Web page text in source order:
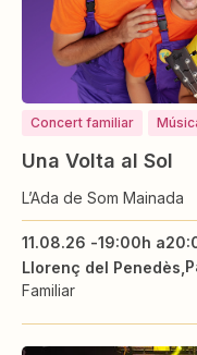
Concert familiar
Una Volta al Sol
L’Ada de Som Mainada
11.08.26 -19:00h a
Llorenç del Penedès
Familiar